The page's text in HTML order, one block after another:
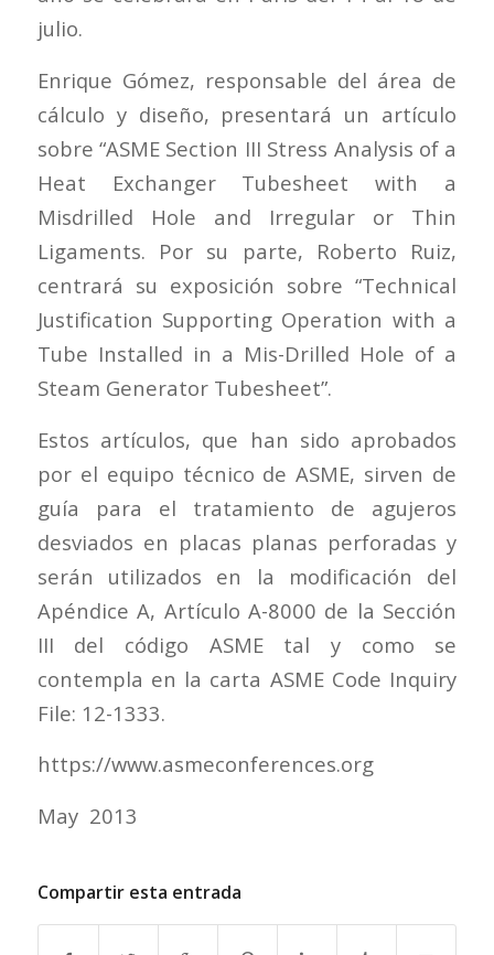
julio.
Enrique Gómez, responsable del área de
cálculo y diseño, presentará un artículo
sobre “ASME Section III Stress Analysis of a
Heat Exchanger Tubesheet with a
Misdrilled Hole and Irregular or Thin
Ligaments. Por su parte, Roberto Ruiz,
centrará su exposición sobre “Technical
Justification Supporting Operation with a
Tube Installed in a Mis-Drilled Hole of a
Steam Generator Tubesheet”.
Estos artículos, que han sido aprobados
por el equipo técnico de ASME, sirven de
guía para el tratamiento de agujeros
desviados en placas planas perforadas y
serán utilizados en la modificación del
Apéndice A, Artículo A-8000 de la Sección
III del código ASME tal y como se
contempla en la carta ASME Code Inquiry
File: 12-1333.
https://www.asmeconferences.org
May 2013
Compartir esta entrada